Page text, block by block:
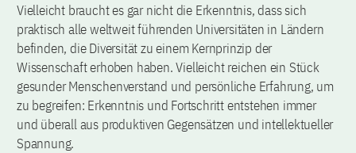
Vielleicht braucht es gar nicht die Erkenntnis, dass sich
praktisch alle weltweit führenden Universitäten in Ländern
befinden, die Diversität zu einem Kernprinzip der
Wissenschaft erhoben haben. Vielleicht reichen ein Stück
gesunder Menschenverstand und persönliche Erfahrung, um
zu begreifen: Erkenntnis und Fortschritt entstehen immer
und überall aus produktiven Gegensätzen und intellektueller
Spannung.